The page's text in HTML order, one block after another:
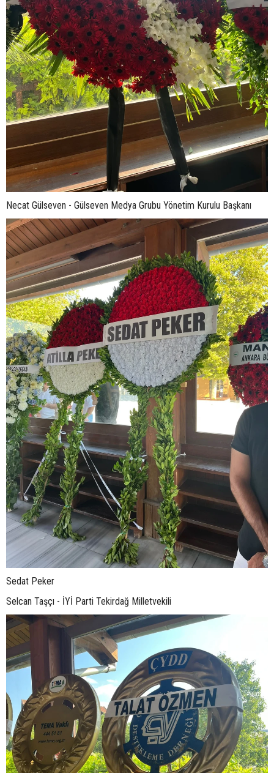
Necat Gülseven - Gülseven Medya Grubu Yönetim Kurulu Başkanı
Sedat Peker
Selcan Taşçı - İYİ Parti Tekirdağ Milletvekili